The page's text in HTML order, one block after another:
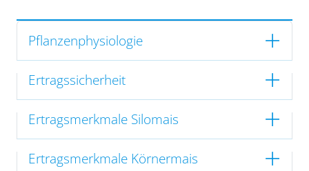
Pflanzenphysiologie
Ertragssicherheit
Ertragsmerkmale Silomais
Ertragsmerkmale Körnermais